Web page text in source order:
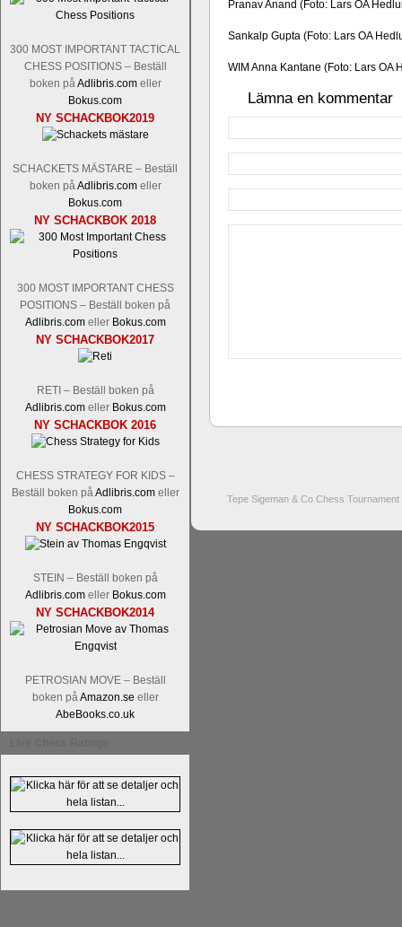
300 MOST IMPORTANT TACTICAL
CHESS POSITIONS – Beställ
boken påAdlibris.comeller
Bokus.com
NY SCHACKBOK2019
SCHACKETS MÄSTARE – Beställ
boken påAdlibris.comeller
Bokus.com
NY SCHACKBOK 2018
300 MOST IMPORTANT CHESS
POSITIONS – Beställ boken på
Adlibris.comeller Bokus.com
NY SCHACKBOK2017
RETI – Beställ boken på
Adlibris.comeller Bokus.com
NY SCHACKBOK 2016
CHESS STRATEGY FOR KIDS –
Beställ boken påAdlibris.comeller
Bokus.com
NY SCHACKBOK2015
STEIN – Beställ boken på
Adlibris.comeller Bokus.com
NY SCHACKBOK2014
PETROSIAN MOVE – Beställ
boken påAmazon.se eller
AbeBooks.co.uk
Pranav Anand (Foto: Lars OA
Sankalp Gupta (Foto: Lars OA
WIM Anna Kantane (Foto: Lars OA
Lämna en kommentar
Tepe Sigeman & Co Chess